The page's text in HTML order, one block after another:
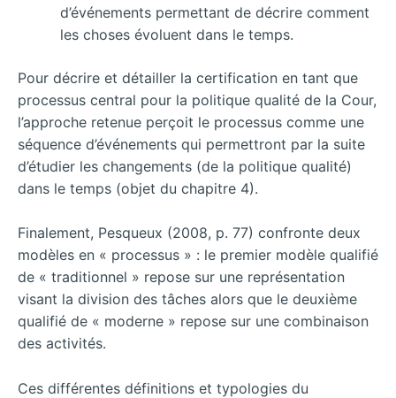
d’événements permettant de décrire comment
les choses évoluent dans le temps.
Pour décrire et détailler la certification en tant que
processus central pour la politique qualité de la Cour,
l’approche retenue perçoit le processus comme une
séquence d’événements qui permettront par la suite
d’étudier les changements (de la politique qualité)
dans le temps (objet du chapitre 4).
Finalement, Pesqueux (2008, p. 77) confronte deux
modèles en « processus » : le premier modèle qualifié
de « traditionnel » repose sur une représentation
visant la division des tâches alors que le deuxième
qualifié de « moderne » repose sur une combinaison
des activités.
Ces différentes définitions et typologies du